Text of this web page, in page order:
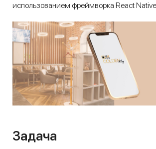
использованием фреймворка React
Задача